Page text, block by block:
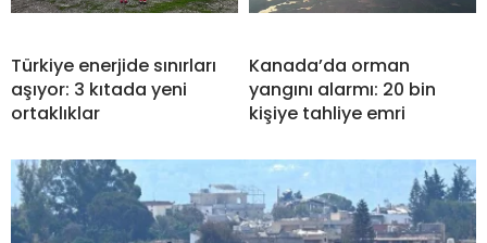
Türkiye enerjide sınırları
aşıyor: 3 kıtada yeni
ortaklıklar
Kanada’da orman
yangını alarmı: 20 bin
kişiye tahliye emri